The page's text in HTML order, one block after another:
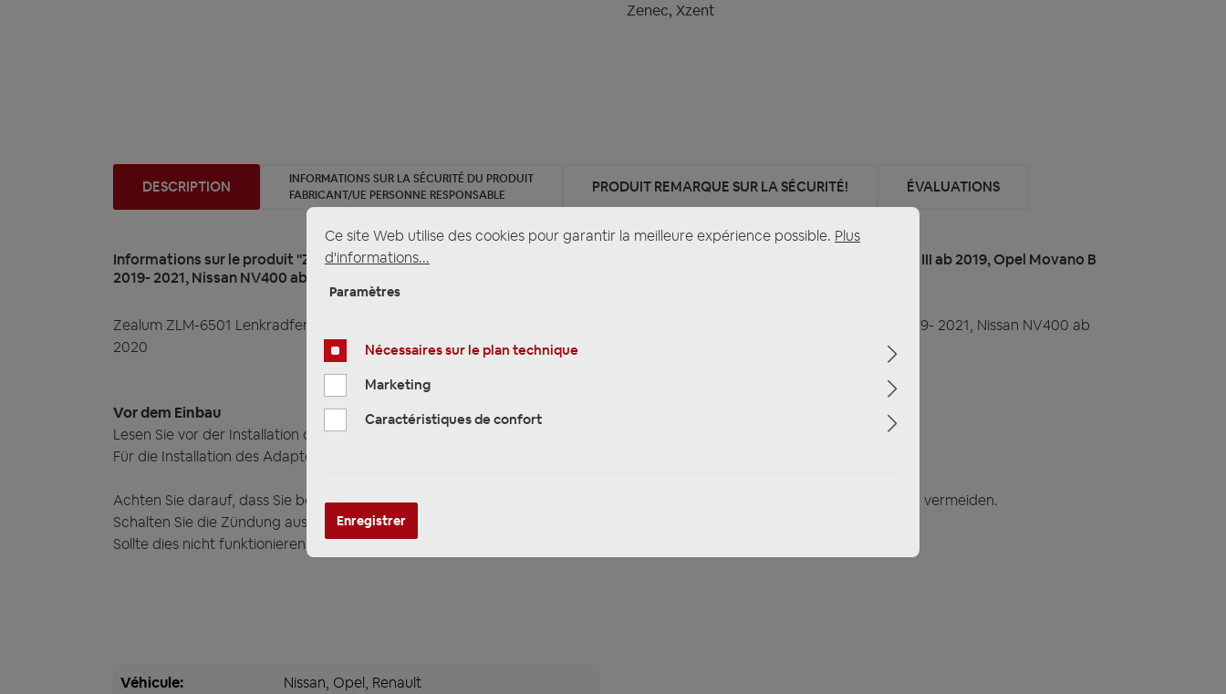
Zenec, Xzent
DESCRIPTION
INFORMATIONS SUR LA SÉCURITÉ DU PRODUIT
FABRICANT/UE PERSONNE RESPONSABLE
PRODUIT REMARQUE SUR LA SÉCURITÉ! ÉVALUATIONS
Informations sur le produit "Zealum ZLM-6501 Lenkradfernbedienung Lenkrad Interface kompatibel mit Renault Master III ab 2019, Opel Movano B
2019- 2021, Nissan NV400 ab 2020"
Zealum ZLM-6501 Lenkradfernbedienung Lenkrad Interface kompatibel mit Renault Master III ab 2019, Opel Movano B 2019- 2021, Nissan NV400 ab
2020
Vor dem Einbau
Lesen Sie vor der Installation die Anleitung.
Für die Installation des Adapters sind technische Kenntnisse erforderlich.
Achten Sie darauf, dass Sie beim Einbau geeignete Werkzeuge verwenden, um Schäden am Fahrzeug oder am Produkt zu vermeiden.
Schalten Sie die Zündung aus und klemmen Sie die Fahrzeugbatterie gemäß den Werksvorschriften ab!
Sollte dies nicht funktionieren, kann die Fahrzeugbatterie mit einem Widerstandskabel abgeklemmt werden.
Véhicule: Nissan, Opel, Renault
Ce site Web utilise des cookies pour garantir la meilleure expérience possible. Plus
d'informations...
Paramètres
Nécessaires sur le plan technique
Marketing
Caractéristiques de confort
Enregistrer